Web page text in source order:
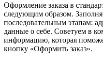
Оформление заказа в
следующим образом.
последовательным этапам:
данные о себе. Советуем в
информацию, которая
кнопку «Оформить заказ».